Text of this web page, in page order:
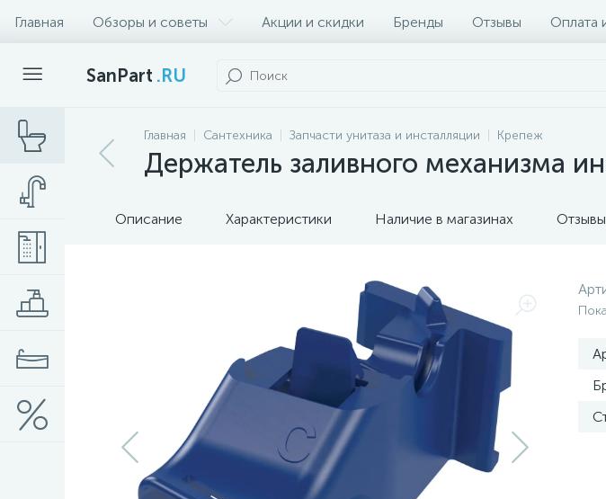
Главная Обзоры и советы Акции и скидки Бренды Отзывы Оплата
SanPart .RU
Главная Сантехника Запчасти унитаза и инсталляции Крепеж
Держатель заливного механизма
Описание Характеристики Наличие в магазинах Отзывы